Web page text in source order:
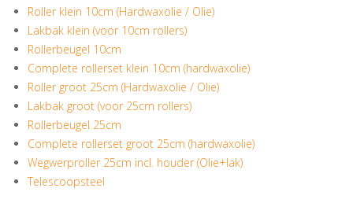
Roller klein 10cm (Hardwaxolie / Olie)
Lakbak klein (voor 10cm rollers)
Rollerbeugel 10cm
Complete rollerset klein 10cm (hardwaxolie)
Roller groot 25cm (Hardwaxolie / Olie)
Lakbak groot (voor 25cm rollers)
Rollerbeugel 25cm
Complete rollerset groot 25cm (hardwaxolie)
Wegwerproller 25cm incl. houder (Olie+lak)
Telescoopsteel